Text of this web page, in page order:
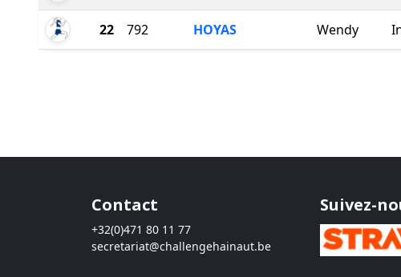
22 792 HOYAS Wendy
Contact
+32(0)471 80 11 77
secretariat@challengehainaut.be
Suivez-